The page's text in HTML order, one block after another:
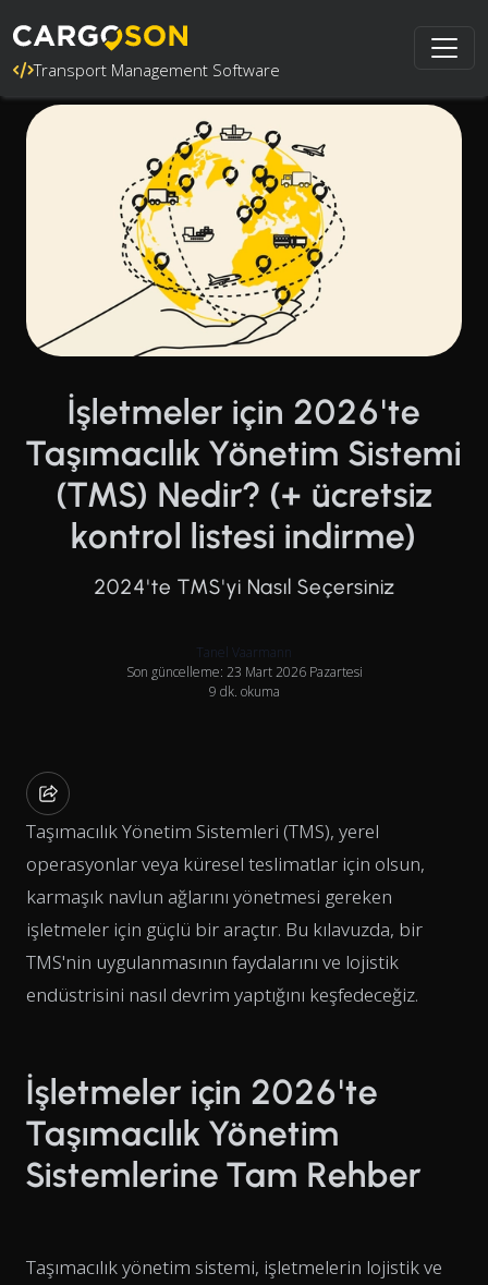
Transport Management Software
İşletmeler için 2026'te
Taşımacılık Yönetim Sistemi
(TMS) Nedir? (+ ücretsiz
kontrol listesi indirme)
2024'te TMS'yi Nasıl Seçersiniz
Tanel Vaarmann
Son güncelleme: 23 Mart 2026 Pazartesi
9 dk. okuma
Taşımacılık Yönetim Sistemleri (TMS), yerel
operasyonlar veya küresel teslimatlar için olsun,
karmaşık navlun ağlarını yönetmesi gereken
işletmeler için güçlü bir araçtır. Bu kılavuzda, bir
TMS'nin uygulanmasının faydalarını ve lojistik
endüstrisini nasıl devrim yaptığını keşfedeceğiz.
İşletmeler için 2026'te
Taşımacılık Yönetim
Sistemlerine Tam Rehber
Taşımacılık yönetim sistemi, işletmelerin lojistik ve